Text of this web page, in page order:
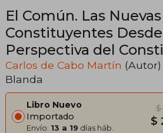
El Común. Las
Constituyentes
Perspectiva del
Crítico (Estructuras y
Derecho)
Carlos de Cabo Martín (Autor)
Blanda
Libro Nuevo
Importado
Envío: 13 a 19 días háb.
$
$